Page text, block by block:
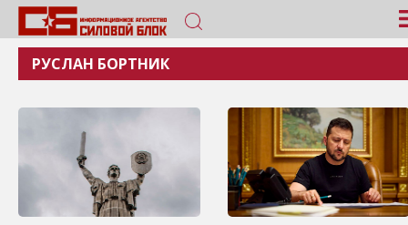
РУСЛАН БОРТНИК